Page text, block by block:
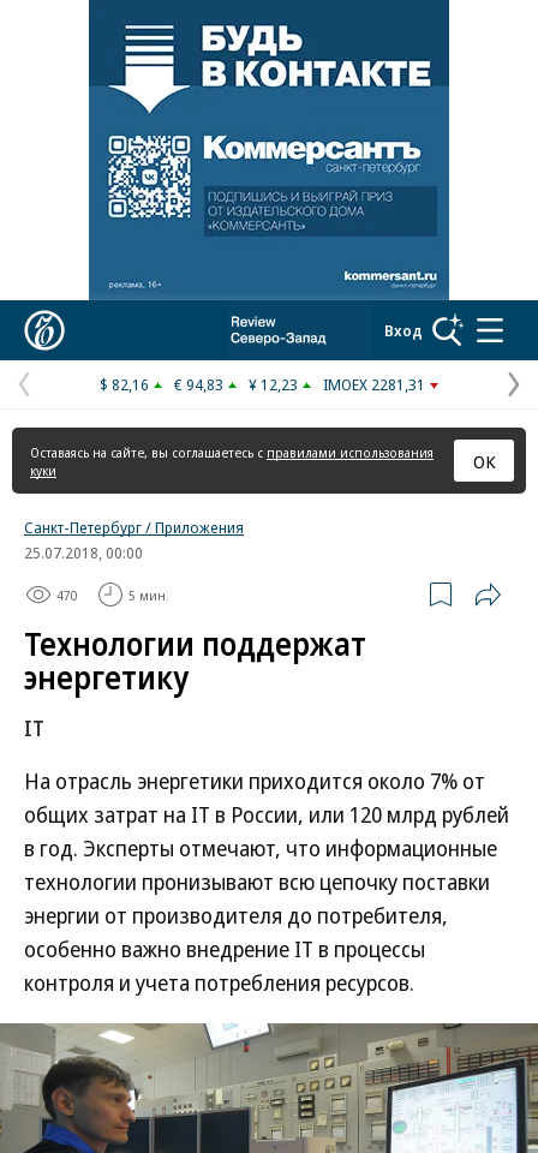
Реклама в «Ъ» www.kommersant.ru/ad
Вход
Предыдущая
страница
$ 82,16 € 94,83 ¥ 12,23 IMOEX 2281,31
Оставаясь на сайте, вы соглашаетесь с правилами использования
куки
ОК
Санкт-Петербург / Приложения
25.07.2018, 00:00
470 5 мин.
Технологии поддержат
энергетику
IT
На отрасль энергетики приходится около 7% от
общих затрат на IT в России, или 120 млрд рублей
в год. Эксперты отмечают, что информационные
технологии пронизывают всю цепочку поставки
энергии от производителя до потребителя,
особенно важно внедрение IT в процессы
контроля и учета потребления ресурсов.